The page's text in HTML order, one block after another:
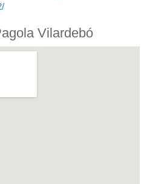
Vilardebó